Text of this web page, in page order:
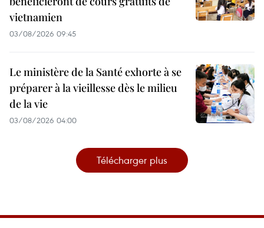
vietnamien
03/08/2026 09:45
Le ministère de la Santé exhorte à se
préparer à la vieillesse dès le milieu
de la vie
03/08/2026 04:00
Télécharger plus